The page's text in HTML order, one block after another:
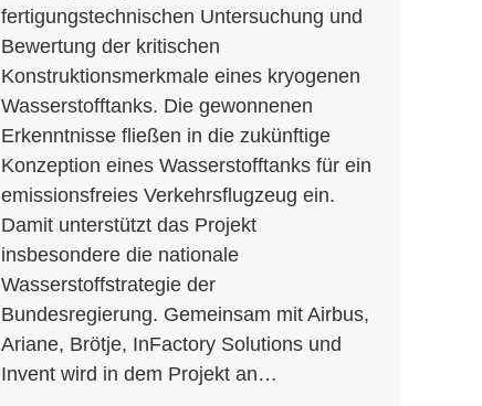
fertigungstechnischen Untersuchung und
Bewertung der kritischen
Konstruktionsmerkmale eines kryogenen
Wasserstofftanks. Die gewonnenen
Erkenntnisse fließen in die zukünftige
Konzeption eines Wasserstofftanks für ein
emissionsfreies Verkehrsflugzeug ein.
Damit unterstützt das Projekt
insbesondere die nationale
Wasserstoffstrategie der
Bundesregierung. Gemeinsam mit Airbus,
Ariane, Brötje, InFactory Solutions und
Invent wird in dem Projekt an…